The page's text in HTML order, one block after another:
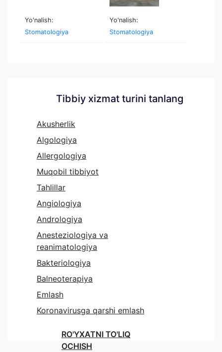
Yo'nalish:
Stomatologiya
Yo'nalish:
Stomatologiya
Tibbiy xizmat turini tanlang
Akusherlik
Algologiya
Allergologiya
Muqobil tibbiyot
Tahlillar
Angiologiya
Andrologiya
Anesteziologiya va
reanimatologiya
Bakteriologiya
Balneoterapiya
Emlash
Koronavirusga qarshi emlash
RO'YXATNI TO'LIQ
OCHISH